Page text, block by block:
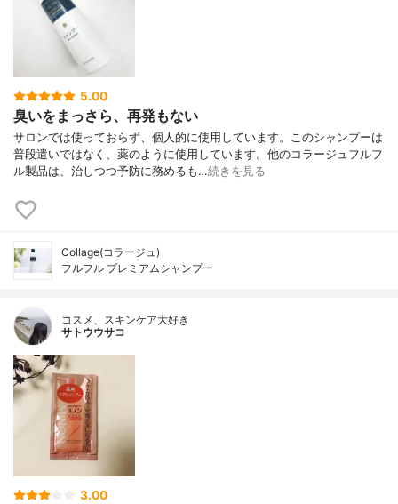
5.00
臭いをまっさら、再発もない
サロンでは使っておらず、個人的に使用しています。このシャンプーは
普段遣いではなく、薬のように使用しています。他のコラージュフルフ
ル製品は、治しつつ予防に務めるも…続きを見る
Collage(コラージュ)
フルフル プレミアムシャンプー
コスメ、スキンケア大好き
サトウウサコ
3.00